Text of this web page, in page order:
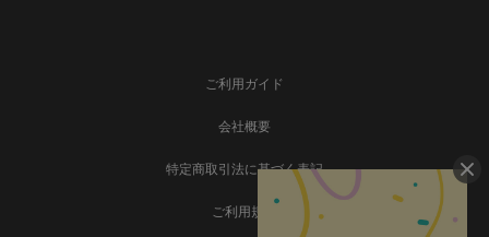
ご利用ガイド
会社概要
特定商取引法に基づく表記
ご利用規約